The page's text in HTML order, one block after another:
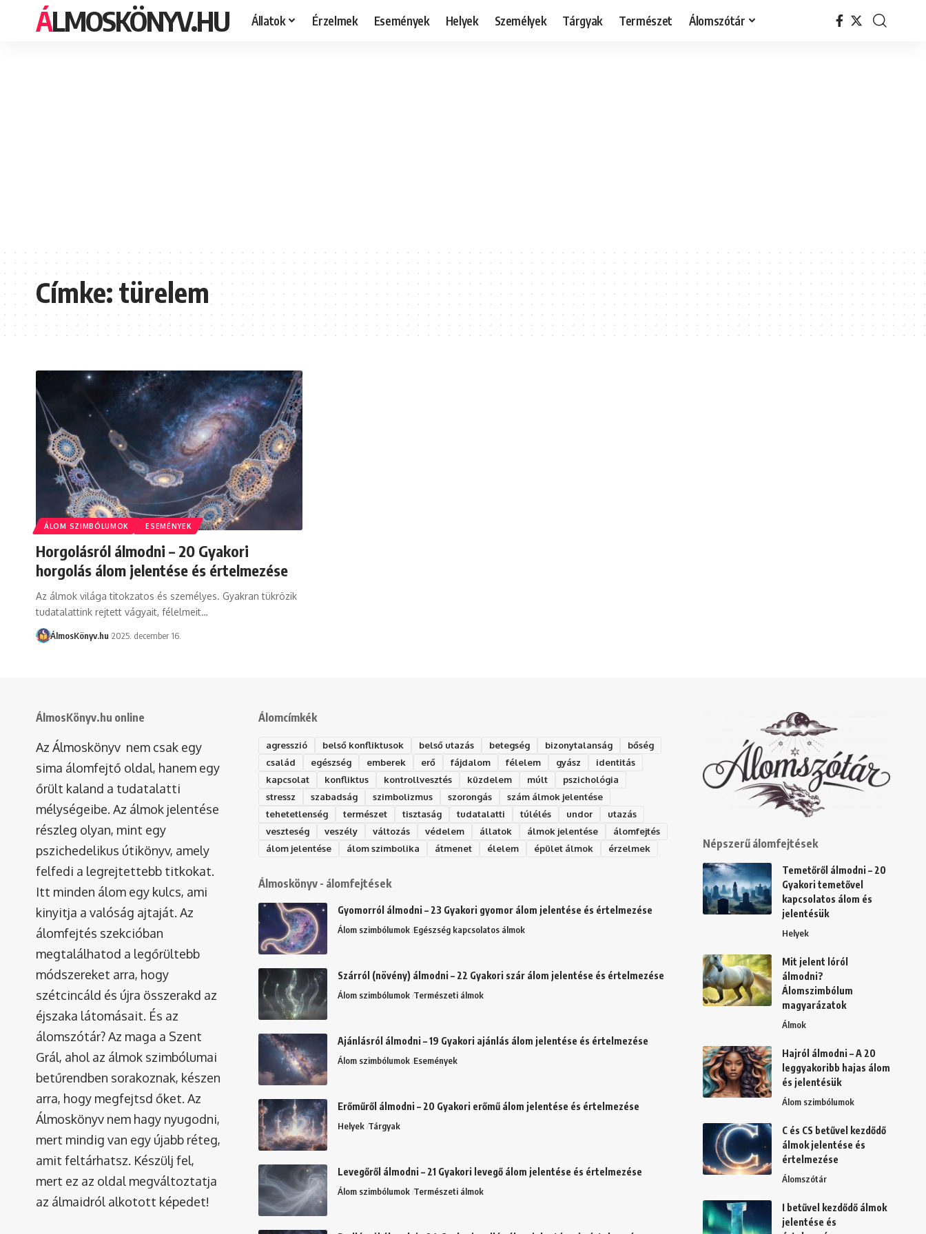
ÁLMOSKÖNYV.HU Állatok Érzelmek Események Helyek Személyek Tárgyak Természet Álomszótár
Címke:türelem
ÁLOM SZIMBÓLUMOK ESEMÉNYEK
Horgolásról álmodni – 20 Gyakori
horgolás álom jelentése és értelmezése
Az álmok világa titokzatos és személyes. Gyakran tükrözik
tudatalattink rejtett vágyait, félelmeit…
ÁlmosKönyv.hu 2025. december 16.
ÁlmosKönyv.hu online
Az Álmoskönyv nem csak egy
sima álomfejtő oldal, hanem egy
őrült kaland a tudatalatti
mélységeibe. Az álmok jelentése
részleg olyan, mint egy
pszichedelikus útikönyv, amely
felfedi a legrejtettebb titkokat.
Itt minden álom egy kulcs, ami
kinyitja a valóság ajtaját. Az
álomfejtés szekcióban
megtalálhatod a legőrültebb
módszereket arra, hogy
szétcincáld és újra összerakd az
éjszaka látomásait. És az
álomszótár? Az maga a Szent
Grál, ahol az álmok szimbólumai
betűrendben sorakoznak, készen
arra, hogy megfejtsd őket. Az
Álmoskönyv nem hagy nyugodni,
mert mindig van egy újabb réteg,
amit feltárhatsz. Készülj fel,
mert ez az oldal megváltoztatja
az álmaidról alkotott képedet!
Álomcímkék
agresszió belső konfliktusok belső utazás betegség bizonytalanság
bőség
család
egészség emberek erő fájdalom félelem gyász
identitás
kapcsolat
konfliktus kontrollvesztés küzdelem múlt
pszichológia
stressz
szabadság szimbolizmus szorongás
szám álmok jelentése
tehetetlenség
természet tisztaság tudatalatti túlélés undor
utazás
veszteség
veszély változás védelem állatok álmok jelentése
álomfejtés
álom jelentése
álom szimbolika átmenet élelem épület álmok érzelmek
Álmoskönyv - álomfejtések
Gyomorról álmodni – 23 Gyakori gyomor álom jelentése és értelmezése
Álom szimbólumok Egészség kapcsolatos álmok
Szárról (növény) álmodni – 22 Gyakori szár álom jelentése és értelmezése
Álom szimbólumok Természeti álmok
Ajánlásról álmodni – 19 Gyakori ajánlás álom jelentése és értelmezése
Álom szimbólumok Események
Erőműről álmodni – 20 Gyakori erőmű álom jelentése és értelmezése
Helyek Tárgyak
Levegőről álmodni – 21 Gyakori levegő álom jelentése és értelmezése
Álom szimbólumok Természeti álmok
Népszerű álomfejtések
Temetőről álmodni – 20
Gyakori temetővel
kapcsolatos álom és
jelentésük
Helyek
Mit jelent lóról
álmodni?
Álomszimbólum
magyarázatok
Álmok
Hajról álmodni – A 20
leggyakoribb hajas álom
és jelentésük
Álom szimbólumok
C és CS betűvel kezdődő
álmok jelentése és
értelmezése
Álomszótár
I betűvel kezdődő álmok
jelentése és